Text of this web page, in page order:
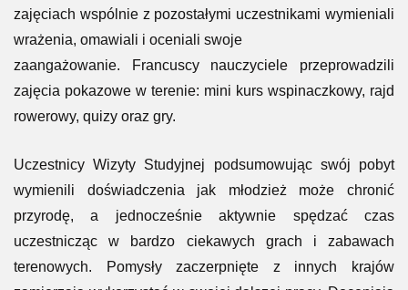
zajęciach wspólnie z pozostałymi uczestnikami wymieniali
wrażenia, omawiali i oceniali swoje
zaangażowanie. Francuscy nauczyciele przeprowadzili
zajęcia pokazowe w terenie: mini kurs wspinaczkowy, rajd
rowerowy, quizy oraz gry.
Uczestnicy Wizyty Studyjnej podsumowując swój pobyt
wymienili doświadczenia jak młodzież może chronić
przyrodę, a jednocześnie aktywnie spędzać czas
uczestnicząc w bardzo ciekawych grach i zabawach
terenowych. Pomysły zaczerpnięte z innych krajów